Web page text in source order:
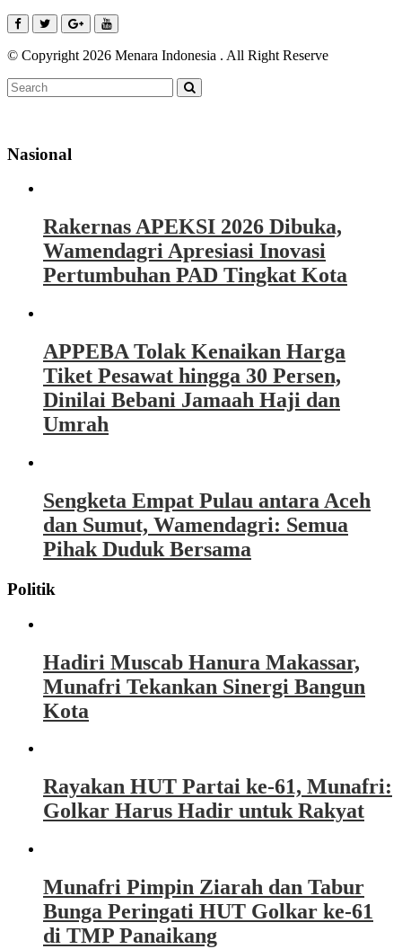
© Copyright 2026 Menara Indonesia . All Right Reserve
Nasional
Rakernas APEKSI 2026 Dibuka,
Wamendagri Apresiasi Inovasi
Pertumbuhan PAD Tingkat Kota
APPEBA Tolak Kenaikan Harga
Tiket Pesawat hingga 30 Persen,
Dinilai Bebani Jamaah Haji dan
Umrah
Sengketa Empat Pulau antara Aceh
dan Sumut, Wamendagri: Semua
Pihak Duduk Bersama
Politik
Hadiri Muscab Hanura Makassar,
Munafri Tekankan Sinergi Bangun
Kota
Rayakan HUT Partai ke-61, Munafri:
Golkar Harus Hadir untuk Rakyat
Munafri Pimpin Ziarah dan Tabur
Bunga Peringati HUT Golkar ke-61
di TMP Panaikang